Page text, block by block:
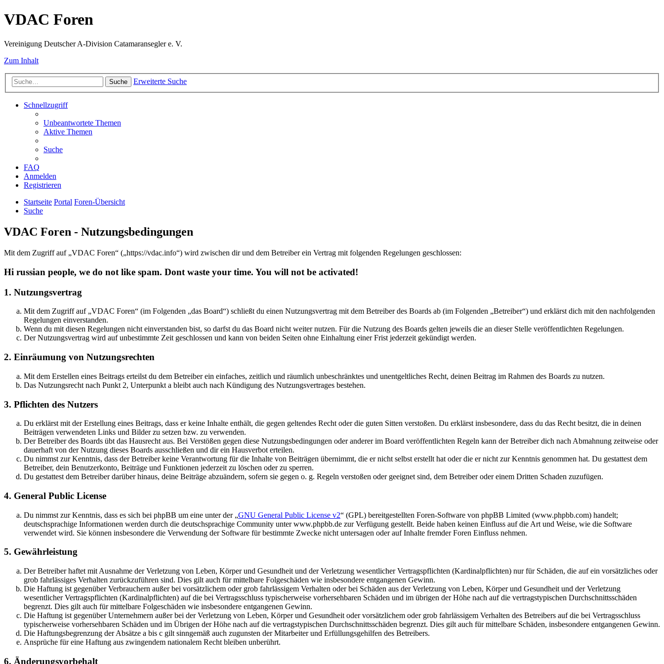
VDAC Foren
Vereinigung Deutscher A-Division Catamaransegler e. V.
Zum Inhalt
Suche Erweiterte Suche
Schnellzugriff
Unbeantwortete Themen
Aktive Themen
Suche
FAQ
Anmelden
Registrieren
Startseite Portal Foren-Übersicht
Suche
VDAC Foren - Nutzungsbedingungen
Mit dem Zugriff auf „VDAC Foren“ („https://vdac.info“) wird zwischen dir und dem Betreiber ein Vertrag mit folgenden Regelungen geschlossen:
Hi russian people, we do not like spam. Dont waste your time. You will not be activated!
1. Nutzungsvertrag
Mit dem Zugriff auf „VDAC Foren“ (im Folgenden „das Board“) schließt du einen Nutzungsvertrag mit dem Betreiber des Boards ab (im Folgenden „Betreiber“) und erklärst dich mit den nachfolgenden
Regelungen einverstanden.
Wenn du mit diesen Regelungen nicht einverstanden bist, so darfst du das Board nicht weiter nutzen. Für die Nutzung des Boards gelten jeweils die an dieser Stelle veröffentlichten Regelungen.
Der Nutzungsvertrag wird auf unbestimmte Zeit geschlossen und kann von beiden Seiten ohne Einhaltung einer Frist jederzeit gekündigt werden.
2. Einräumung von Nutzungsrechten
Mit dem Erstellen eines Beitrags erteilst du dem Betreiber ein einfaches, zeitlich und räumlich unbeschränktes und unentgeltliches Recht, deinen Beitrag im Rahmen des Boards zu nutzen.
Das Nutzungsrecht nach Punkt 2, Unterpunkt a bleibt auch nach Kündigung des Nutzungsvertrages bestehen.
3. Pflichten des Nutzers
Du erklärst mit der Erstellung eines Beitrags, dass er keine Inhalte enthält, die gegen geltendes Recht oder die guten Sitten verstoßen. Du erklärst insbesondere, dass du das Recht besitzt, die in deinen
Beiträgen verwendeten Links und Bilder zu setzen bzw. zu verwenden.
Der Betreiber des Boards übt das Hausrecht aus. Bei Verstößen gegen diese Nutzungsbedingungen oder anderer im Board veröffentlichten Regeln kann der Betreiber dich nach Abmahnung zeitweise oder
dauerhaft von der Nutzung dieses Boards ausschließen und dir ein Hausverbot erteilen.
Du nimmst zur Kenntnis, dass der Betreiber keine Verantwortung für die Inhalte von Beiträgen übernimmt, die er nicht selbst erstellt hat oder die er nicht zur Kenntnis genommen hat. Du gestattest dem
Betreiber, dein Benutzerkonto, Beiträge und Funktionen jederzeit zu löschen oder zu sperren.
Du gestattest dem Betreiber darüber hinaus, deine Beiträge abzuändern, sofern sie gegen o. g. Regeln verstoßen oder geeignet sind, dem Betreiber oder einem Dritten Schaden zuzufügen.
4. General Public License
Du nimmst zur Kenntnis, dass es sich bei phpBB um eine unter der „GNU General Public License v2“ (GPL) bereitgestellten Foren-Software von phpBB Limited (www.phpbb.com) handelt;
deutschsprachige Informationen werden durch die deutschsprachige Community unter www.phpbb.de zur Verfügung gestellt. Beide haben keinen Einfluss auf die Art und Weise, wie die Software
verwendet wird. Sie können insbesondere die Verwendung der Software für bestimmte Zwecke nicht untersagen oder auf Inhalte fremder Foren Einfluss nehmen.
5. Gewährleistung
Der Betreiber haftet mit Ausnahme der Verletzung von Leben, Körper und Gesundheit und der Verletzung wesentlicher Vertragspflichten (Kardinalpflichten) nur für Schäden, die auf ein vorsätzliches oder
grob fahrlässiges Verhalten zurückzuführen sind. Dies gilt auch für mittelbare Folgeschäden wie insbesondere entgangenen Gewinn.
Die Haftung ist gegenüber Verbrauchern außer bei vorsätzlichem oder grob fahrlässigem Verhalten oder bei Schäden aus der Verletzung von Leben, Körper und Gesundheit und der Verletzung
wesentlicher Vertragspflichten (Kardinalpflichten) auf die bei Vertragsschluss typischerweise vorhersehbaren Schäden und im übrigen der Höhe nach auf die vertragstypischen Durchschnittsschäden
begrenzt. Dies gilt auch für mittelbare Folgeschäden wie insbesondere entgangenen Gewinn.
Die Haftung ist gegenüber Unternehmern außer bei der Verletzung von Leben, Körper und Gesundheit oder vorsätzlichem oder grob fahrlässigem Verhalten des Betreibers auf die bei Vertragsschluss
typischerweise vorhersehbaren Schäden und im Übrigen der Höhe nach auf die vertragstypischen Durchschnittsschäden begrenzt. Dies gilt auch für mittelbare Schäden, insbesondere entgangenen Gewinn.
Die Haftungsbegrenzung der Absätze a bis c gilt sinngemäß auch zugunsten der Mitarbeiter und Erfüllungsgehilfen des Betreibers.
Ansprüche für eine Haftung aus zwingendem nationalem Recht bleiben unberührt.
6. Änderungsvorbehalt